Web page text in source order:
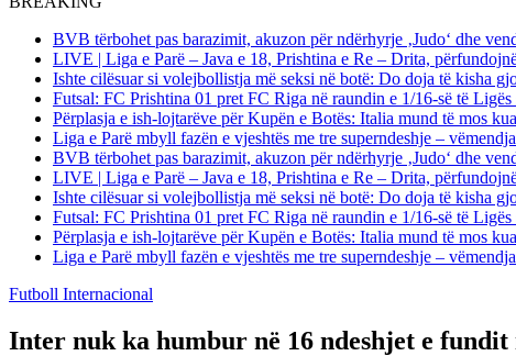
BVB tërbohet pas barazimit, akuzon për ndërhyrje ‚Judo‘ dhe
LIVE | Liga e Parë – Java e 18, Prishtina e Re – Drita,
Ishte cilësuar si volejbollistja më seksi në botë: Do doja të kisha
Futsal: FC Prishtina 01 pret FC Riga në raundin e 1/16-së të
Përplasja e ish-lojtarëve për Kupën e Botës: Italia mund të mos
Liga e Parë mbyll fazën e vjeshtës me tre superndeshje –
BVB tërbohet pas barazimit, akuzon për ndërhyrje ‚Judo‘ dhe
LIVE | Liga e Parë – Java e 18, Prishtina e Re – Drita,
Ishte cilësuar si volejbollistja më seksi në botë: Do doja të kisha
Futsal: FC Prishtina 01 pret FC Riga në raundin e 1/16-së të
Përplasja e ish-lojtarëve për Kupën e Botës: Italia mund të mos
Liga e Parë mbyll fazën e vjeshtës me tre superndeshje –
Futboll Internacional
Inter nuk ka humbur në 16 ndeshjet e fundit